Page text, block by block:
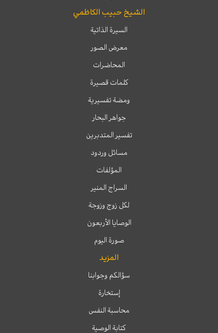
الشيخ حبيب الكاظمي
السيرة الذاتية
معرض الصور
المحاضرات
كلمات قصيرة
ومضة تفسيرية
جواهر البحار
تفسير المتدبرين
مسائل وردود
المؤلفات
السراج المنير
لكل زوج وزوجة
الوصايا الأربعون
صورة اليوم
المزيد
سؤالكم وجوابنا
إستخارة
محاسبة النفس
كتابة الوصية